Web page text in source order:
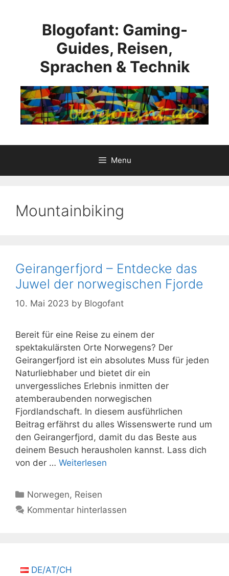
Blogofant: Gaming-
Guides, Reisen,
Sprachen & Technik
Menu
Mountainbiking
Geirangerfjord – Entdecke das
Juwel der norwegischen Fjorde
10. Mai 2023 by Blogofant
Bereit für eine Reise zu einem der
spektakulärsten Orte Norwegens? Der
Geirangerfjord ist ein absolutes Muss für jeden
Naturliebhaber und bietet dir ein
unvergessliches Erlebnis inmitten der
atemberaubenden norwegischen
Fjordlandschaft. In diesem ausführlichen
Beitrag erfährst du alles Wissenswerte rund um
den Geirangerfjord, damit du das Beste aus
deinem Besuch herausholen kannst. Lass dich
von der … Weiterlesen
Kategorien
Norwegen, Reisen
Kommentar hinterlassen
DE/AT/CH